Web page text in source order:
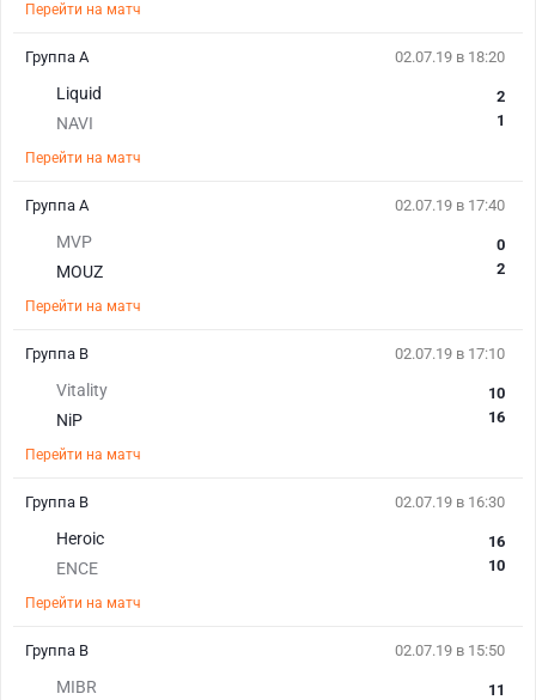
Перейти на матч
02.07.19 в 18:20
Liquid
NAVI
2
1
Перейти на матч
Группа A
02.07.19 в 17:40
MVP
MOUZ
0
2
Перейти на матч
Группа A
02.07.19 в 17:10
Vitality
NiP
10
16
Перейти на матч
Группа B
02.07.19 в 16:30
Heroic
ENCE
16
10
Перейти на матч
Группа B
02.07.19 в 15:50
MIBR
11
Группа B